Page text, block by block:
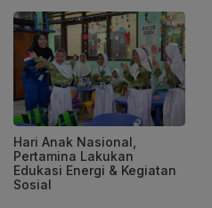
Hari Anak Nasional,
Pertamina Lakukan
Edukasi Energi & Kegiatan
Sosial